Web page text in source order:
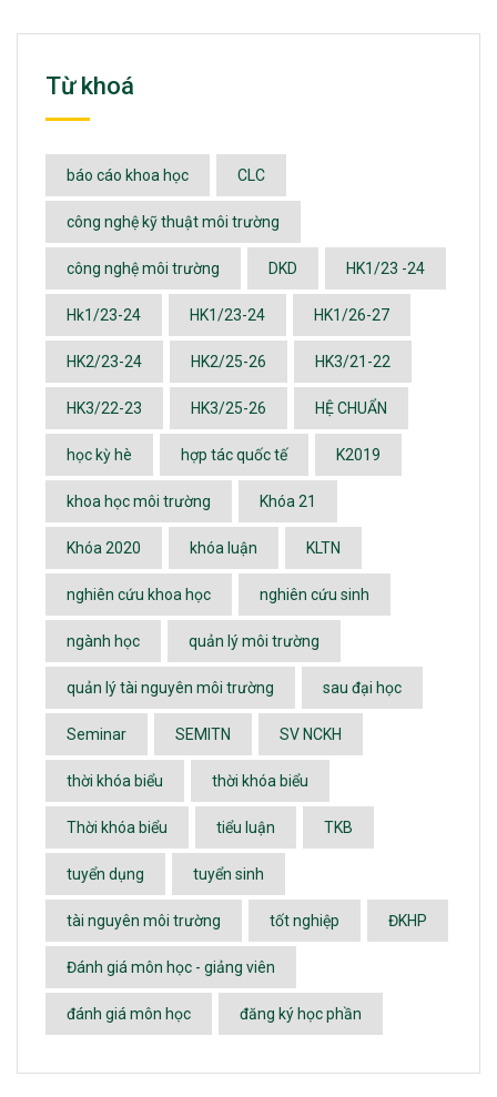
Từ khoá
báo cáo khoa học CLC
công nghệ kỹ thuật môi trường
công nghệ môi trường DKD HK1/23 -24
Hk1/23-24 HK1/23-24 HK1/26-27
HK2/23-24 HK2/25-26 HK3/21-22
HK3/22-23 HK3/25-26 HỆ CHUẨN
học kỳ hè hợp tác quốc tế K2019
khoa học môi trường Khóa 21
Khóa 2020 khóa luận KLTN
nghiên cứu khoa học nghiên cứu sinh
ngành học quản lý môi trường
quản lý tài nguyên môi trường sau đại học
Seminar SEMITN SV NCKH
thời khóa biểu thời khóa biểu
Thời khóa biểu tiểu luận TKB
tuyển dụng tuyển sinh
tài nguyên môi trường tốt nghiệp ĐKHP
Đánh giá môn học - giảng viên
đánh giá môn học đăng ký học phần